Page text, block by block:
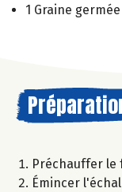
1 Graine germée
Préchauffer le
Émincer